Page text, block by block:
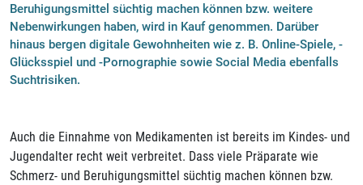
Beruhigungsmittel süchtig machen können bzw. weitere
Nebenwirkungen haben, wird in Kauf genommen. Darüber
hinaus bergen digitale Gewohnheiten wie z. B. Online-Spiele, -
Glücksspiel und -Pornographie sowie Social Media ebenfalls
Suchtrisiken.
Auch die Einnahme von Medikamenten ist bereits im Kindes- und
Jugendalter recht weit verbreitet. Dass viele Präparate wie
Schmerz- und Beruhigungsmittel süchtig machen können bzw.